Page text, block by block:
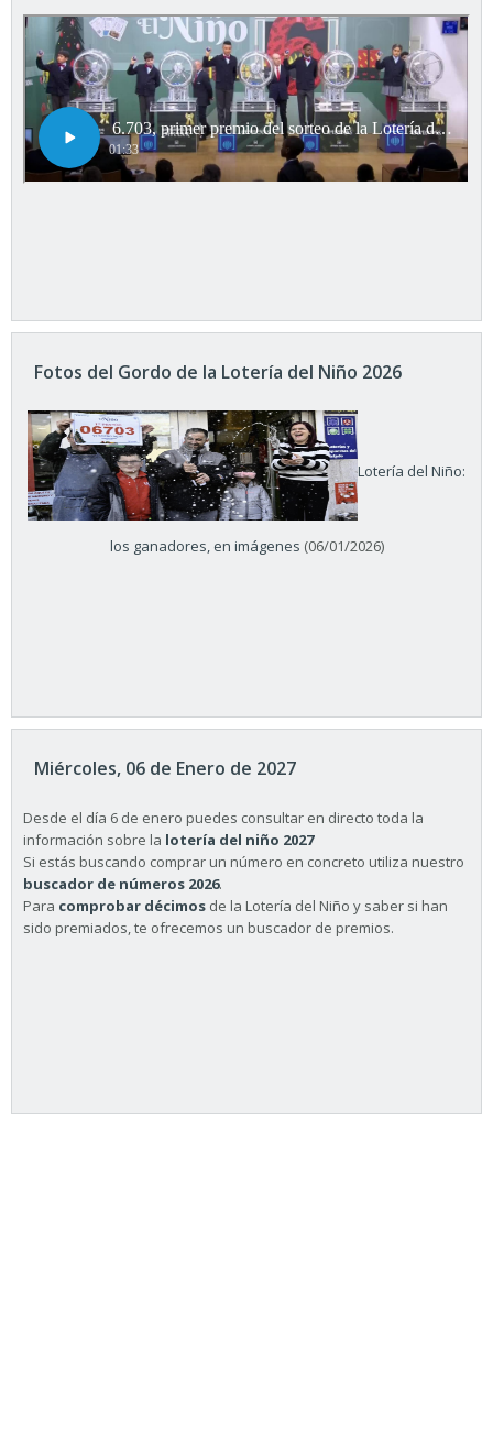
Fotos del Gordo de la Lotería del Niño 2026
Lotería del Niño:
los ganadores, en imágenes (06/01/2026)
Miércoles, 06 de Enero de 2027
Desde el día 6 de enero puedes consultar en directo toda la
información sobre la lotería del niño 2027
Si estás buscando comprar un número en concreto utiliza nuestro
buscador de números 2026.
Para comprobar décimos de la Lotería del Niño y saber si han
sido premiados, te ofrecemos un buscador de premios.